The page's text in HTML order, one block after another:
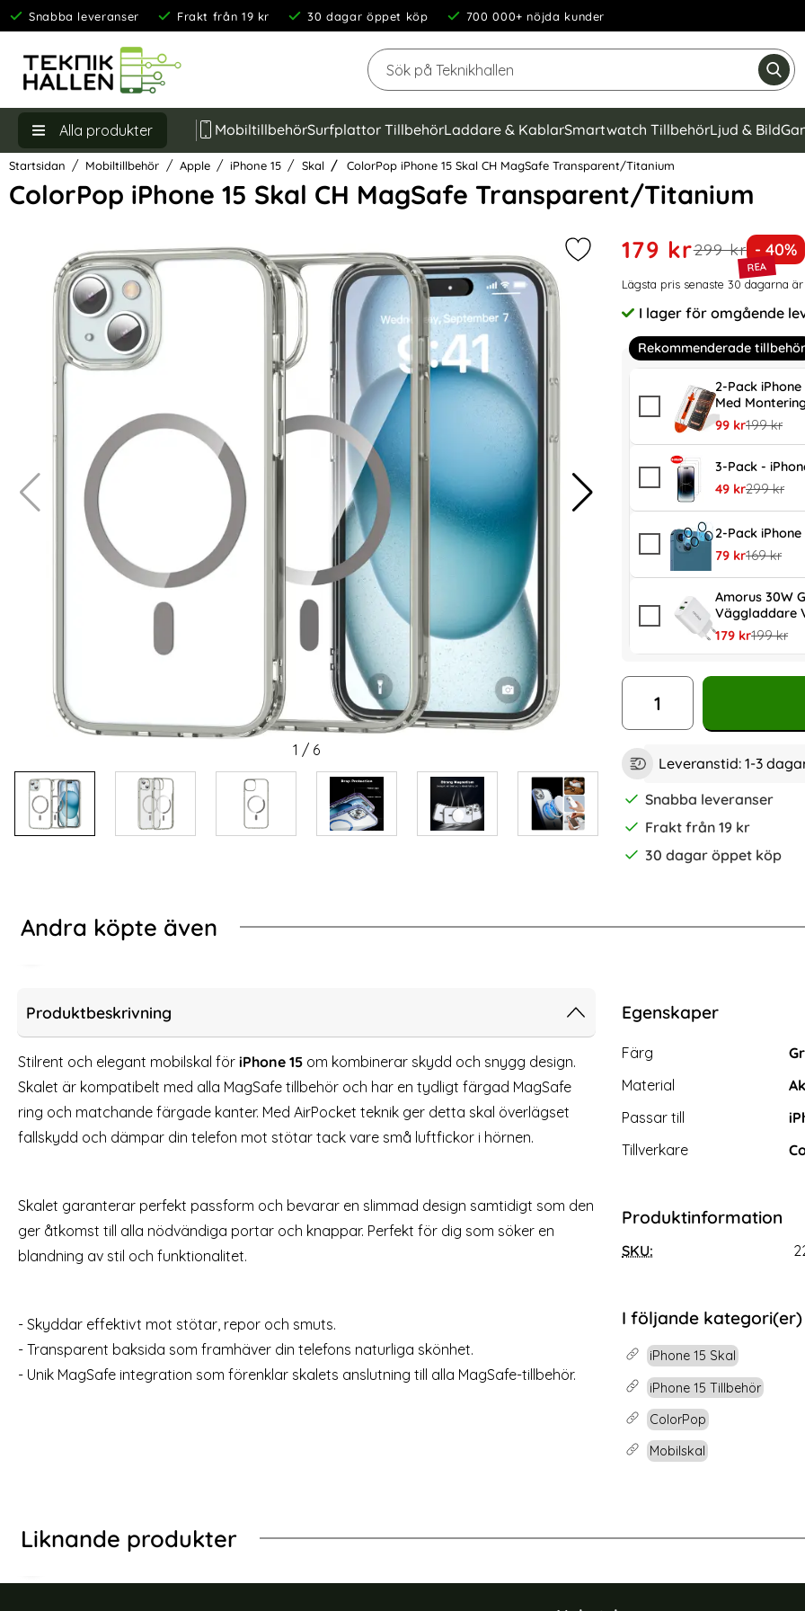
Snabba leveranser Frakt från 19 kr 30 dagar öppet köp 700 000+ nöjda kunder
Sök
Alla produkter MobiltillbehörSurfplattor TillbehörLaddare & KablarSmartwatch TillbehörLjud & Bild
Startsidan Mobiltillbehör Apple iPhone 15 Skal ColorPop iPhone 15 Skal CH MagSafe Transparent/Titanium
ColorPop iPhone 15 Skal CH MagSafe Transparent/Titanium
Hoppa
över
Markera colorPop iPhone 15 Skal
1 / 6
Handla denna produkt
rea pris
179 krtidigare pris
299 kr Priset
- 40%
Prishistorik
Lägsta pris senaste 30 dagarna
Tillgänglighet:
I lager för omgående
Rekommenderade tillbehör
2-Pack
Med
rea pris
99 krtidigare
199 kr
3-Pack -
rea pris
49 krtidigare
299 kr
2-Pack
rea pris
79 krtidigare
169 kr
Amorus 30W
Väggladdare
rea pris
179 krtidigare
199 kr
antal
Leveranstid: 1-3
Snabba leveranser
Frakt från 19 kr
30 dagar öppet köp
Andra köpte även
2-Pack iPhone 15 Härdat Glas Skärmskydd
(iPhone 15)
Art. nr 235504
iPhone 15 / 15 Plus Linsskydd 3D Härdat Glas
Transparent
Tech-Protect iPhone 15
Art. nr 223113
Produktbeskrivning
Stilrent och elegant mobilskal för iPhone 15 om kombinerar skydd och snygg design.
Skalet är kompatibelt med alla MagSafe tillbehör och har en tydligt färgad MagSafe
ring och matchande färgade kanter. Med AirPocket teknik ger detta skal överlägset
fallskydd och dämpar din telefon mot stötar tack vare små luftfickor i hörnen.
Skalet garanterar perfekt passform och bevarar en slimmad design samtidigt som den
ger åtkomst till alla nödvändiga portar och knappar. Perfekt för dig som söker en
blandning av stil och funktionalitet.
- Skyddar effektivt mot stötar, repor och smuts.
- Transparent baksida som framhäver din telefons naturliga skönhet.
- Unik MagSafe integration som förenklar skalets anslutning till alla MagSafe-tillbehör.
Egenskaper
Egenskaper/attribut för
Attribut
Färg
Material
Passar till
Tillverkare
Produktinformation
SKU:
I följande kategori(er)
iPhone 15 Skal
iPhone 15 Tillbehör
ColorPop
Mobilskal
Liknande produkter